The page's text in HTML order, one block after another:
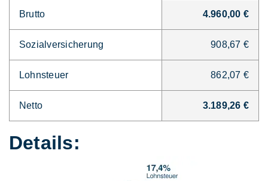
Brutto 4.960,00 €
Sozialversicherung 908,67 €
Lohnsteuer 862,07 €
Netto 3.189,26 €
Details: